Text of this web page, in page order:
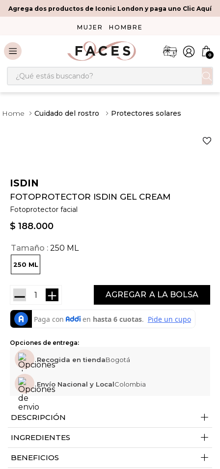
Agrega dos productos de Iconic London y paga uno Clic Aquí
MUJER HOMBRE
0
¿Qué estás buscando?
Cuidado del rostro Protectores solares
ISDIN
FOTOPROTECTOR ISDIN GEL CREAM
Fotoprotector facial
$ 188.000
Tamaño 250 ML
250 ML
＋
－ AGREGAR
Opciones de entrega:
Recogida en tiendaBogotá
Envío Nacional y LocalColombia
DESCRIPCIÓN +
INGREDIENTES +
BENEFICIOS +